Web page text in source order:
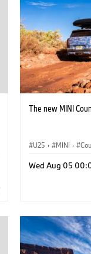
The new MINI
U25 · MINI ·
Wed Aug 05